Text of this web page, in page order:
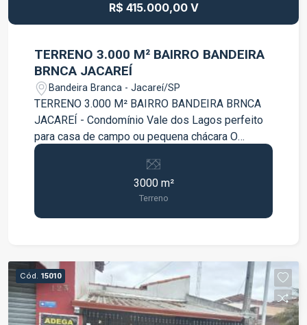
R$ 415.000,00 V
TERRENO 3.000 M² BAIRRO BANDEIRA
BRNCA JACAREÍ
Bandeira Branca - Jacareí/SP
TERRENO 3.000 M² BAIRRO BANDEIRA BRNCA
JACAREÍ - Condomínio Vale dos Lagos perfeito
para casa de campo ou pequena chácara O
condomínio oferece: - Ronda/ vigilância - 2
playground para as crianças - Campo de Futebol -
Quadra de areia - 2 lagos com pesca livre -
minutos do Centro de Jacareí - SP * 3 minutos do
Supermercado Shibata * 800 metros da Rodovia
Dom Pedro * 1.5km da Rodovia Ayrton Senna *
2km da Rodovia Presidente Dutra * 800 metros
3000 m²
Terreno
Cód. 15010